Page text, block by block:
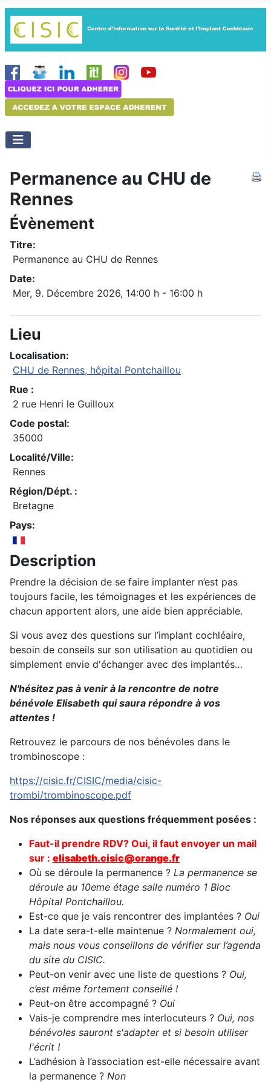
Permanence au CHU de
Rennes
Évènement
Titre:
Permanence au CHU de Rennes
Date:
Mer, 9. Décembre 2026, 14:00 h - 16:00 h
Lieu
Localisation:
CHU de Rennes, hôpital Pontchaillou
Rue :
2 rue Henri le Guilloux
Code postal:
35000
Localité/Ville:
Rennes
Région/Dépt. :
Bretagne
Pays:
Description
Prendre la décision de se faire implanter n’est pas
toujours facile, les témoignages et les expériences de
chacun apportent alors, une aide bien appréciable.
Si vous avez des questions sur l’implant cochléaire,
besoin de conseils sur son utilisation au quotidien ou
simplement envie d'échanger avec des implantés…
N'hésitez pas à venir à la rencontre de notre
bénévole Elisabeth qui saura répondre à vos
attentes !
Retrouvez le parcours de nos bénévoles dans le
trombinoscope :
https://cisic.fr/CISIC/media/cisic-
trombi/trombinoscope.pdf
Nos réponses aux questions fréquemment posées :
Faut-il prendre RDV? Oui, il faut envoyer un mail
sur : elisabeth.cisic@orange.fr
Où se déroule la permanence ? La permanence se
déroule au 10eme étage salle numéro 1 Bloc
Hôpital Pontchaillou.
Est-ce que je vais rencontrer des implantées ? Oui
La date sera-t-elle maintenue ? Normalement oui,
mais nous vous conseillons de vérifier sur l’agenda
du site du CISIC.
Peut-on venir avec une liste de questions ? Oui,
c’est même fortement conseillé !
Peut-on être accompagné ? Oui
Vais-je comprendre mes interlocuteurs ? Oui, nos
bénévoles sauront s'adapter et si besoin utiliser
l'écrit !
L’adhésion à l’association est-elle nécessaire avant
la permanence ? Non